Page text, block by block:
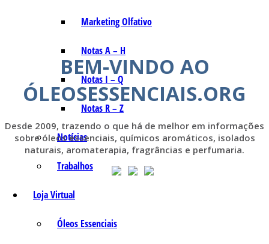
Marketing Olfativo
Notas A – H
Notas I – Q
Notas R – Z
Notícias
Trabalhos
Loja Virtual
Óleos Essenciais
BEM-VINDO AO
ÓLEOSESSENCIAIS.ORG
Desde 2009, trazendo o que há de melhor em informações
sobre óleos essenciais, químicos aromáticos, isolados
naturais, aromaterapia, fragrâncias e perfumaria.